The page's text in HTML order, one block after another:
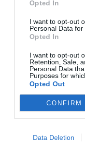
Opted In
I want to opt-out
Personal Data for
Opted In
I want to opt-out
Retention, Sale,
Personal Data
Purposes for
Opted Out
CONFIRM
Data Deletion
Θεσσαλονίκη
Σάββατο, 08
Κυριακή
+ 38°
+36°+26°
Τετάρτη
+38°+26°
Πέμπτη
+34° +26°
Παρασκευή+ 31°+
Πρόγνωση για 7 μέρες